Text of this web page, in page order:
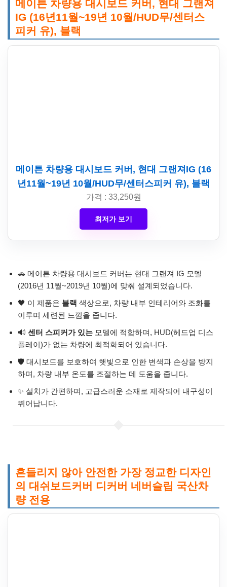
메이튼 차량용 대시보드 커버, 현대 그랜져
IG (16년11월~19년 10월/HUD무/센터스
피커 유), 블랙
메이튼 차량용 대시보드 커버, 현대 그랜져IG (16
년11월~19년 10월/HUD무/센터스피커 유), 블랙
가격 : 33,250원
최저가 보기
🚗 메이튼 차량용 대시보드 커버는 현대 그랜져 IG 모델
(2016년 11월~2019년 10월)에 맞춰 설계되었습니다.
🖤 이 제품은 블랙 색상으로, 차량 내부 인테리어와 조화를
이루며 세련된 느낌을 줍니다.
🔊 센터 스피커가 있는 모델에 적합하며, HUD(헤드업 디스
플레이)가 없는 차량에 최적화되어 있습니다.
🛡️ 대시보드를 보호하여 햇빛으로 인한 변색과 손상을 방지
하며, 차량 내부 온도를 조절하는 데 도움을 줍니다.
✨ 설치가 간편하며, 고급스러운 소재로 제작되어 내구성이
뛰어납니다.
흔들리지 않아 안전한 가장 정교한 디자인
의 대쉬보드커버 디커버 네버슬립 국산차
량 전용